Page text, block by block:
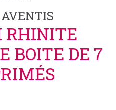
RHINITE
BOITE DE 7